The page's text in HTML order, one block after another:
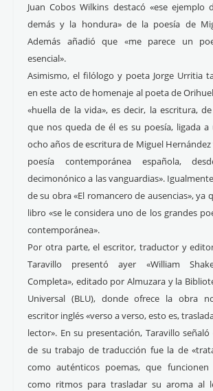
Juan Cobos Wilkins destacó «ese ejemplo
demás y la hondura» de la poesía de
Además añadió que «me parece un
esencial».
Asimismo, el filólogo y poeta Jorge Urritia
en este acto de homenaje al poeta de
«huella de la vida», es decir, la escritura,
que nos queda de él es su poesía, ligada a
ocho años de escritura de Miguel
poesía contemporánea española,
decimonónico a las vanguardias».
de su obra «El romancero de ausencias», ya
libro «se le considera uno de los grandes
contemporánea».
Por otra parte, el escritor, traductor y
Taravillo presentó ayer «William
Completa», editado por Almuzara y la
Universal (BLU), donde ofrece la obra
escritor inglés «verso a verso, esto es,
lector». En su presentación, Taravillo
de su trabajo de traducción fue la de
como auténticos poemas, que
como ritmos para trasladar su aroma al